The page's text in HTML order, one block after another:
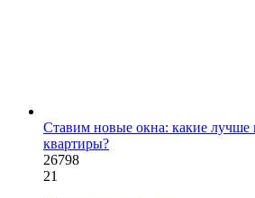
Ставим новые окна: какие лучше
квартиры?
26798
21